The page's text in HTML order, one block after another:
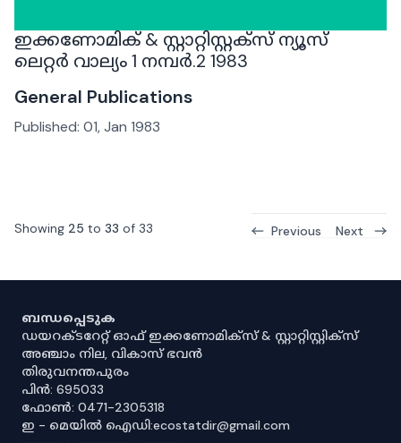
ഇക്കണോമിക് & സ്റ്റാറ്റിസ്റ്റക്സ് ന്യൂസ്
ലെറ്റർ വാല്യം 1 നമ്പർ.2 1983
General Publications
Published: 01, Jan 1983
Showing 25 to 33 of 33 Previous Next
ബന്ധപ്പെടുക
ഡയറക്ടറേറ്റ് ഓഫ് ഇക്കണോമിക്സ് & സ്റ്റാറ്റിസ്റ്റിക്സ്
അഞ്ചാം നില, വികാസ് ഭവൻ
തിരുവനന്തപുരം
പിൻ: 695033
ഫോൺ: 0471-2305318
ഇ - മെയിൽ ഐഡി:ecostatdir@gmail.com